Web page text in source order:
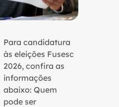
Para candidatura
às eleições Fusesc
2026, confira as
informações
abaixo: Quem
pode ser